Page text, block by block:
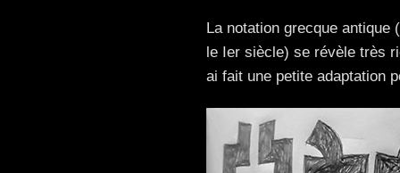
La notation grecque antique
le Ier siècle) se révèle très
ai fait une petite adaptation